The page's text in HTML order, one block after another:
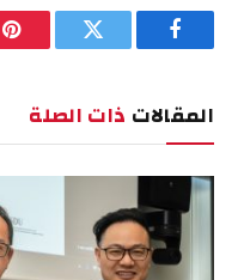
فيسبوك تويتر
المقالات ذات الصلة